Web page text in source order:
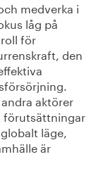
medverka i
låg på
för
den
aktörer
förutsättningar
läge,
är